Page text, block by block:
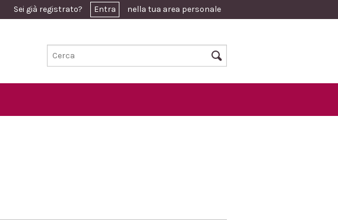
Sei già registrato? Entra nella tua area personale